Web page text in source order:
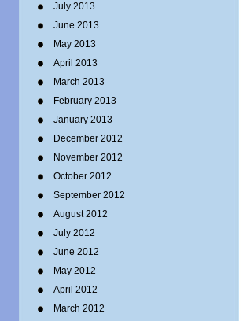
July 2013
June 2013
May 2013
April 2013
March 2013
February 2013
January 2013
December 2012
November 2012
October 2012
September 2012
August 2012
July 2012
June 2012
May 2012
April 2012
March 2012